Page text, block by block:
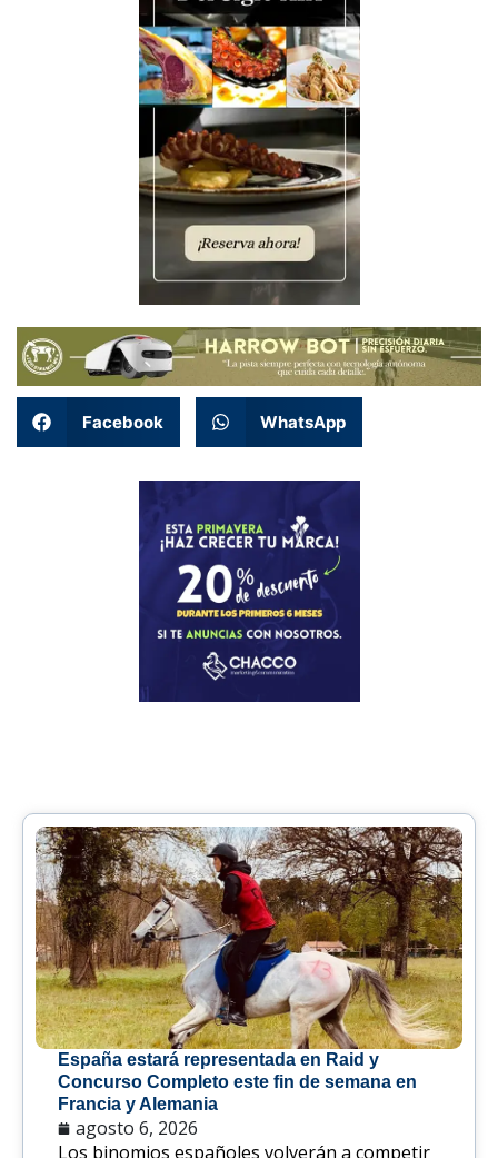
Facebook WhatsApp
España estará representada en Raid y
Concurso Completo este fin de semana en
Francia y Alemania
agosto 6, 2026
Los binomios españoles volverán a competir